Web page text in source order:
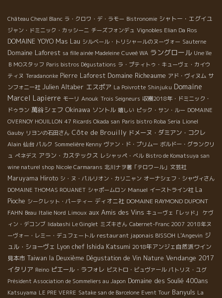
Château Cheval Blanc ラ・クロワ・デ・ラモー Bistronomie シャトー・エグイユ
ジャン・ドミニック・カッシーニ チーズフォンデュ Vignobles Elian Da Ros
DOMAINE YOYO Mas Lau シルベール・トリシャールのヌーヴォー Sauterne
Domaine Laforest sa fille ainée Madeleine Cuveé WA ラングロール Une île
ＢＭОスタッフ Paris bistros Dégustations ラ・プティトゥ・キューヴェ・カイウ
ティヌ Teradanonke Pierre Laforest Domaine Richeaume アド・ヴィヌム サ
ンフォニー社 Julien Altaber エスポア La Poivrotte Shinjuku Domaine
Marcel Lapierre モーリ Anouk Trois Seigneurs 収穫2018年・ドミニック・
ドゥラン 萬谷シェフ Okinawa ソントル 嬉しい ピック・サン・ルー DOMAINE
OVERNOY HOUILLON 47 Ricards Okada san Paris bistro Roba Seria Lionel
Gauby リヨンの石田さん Côte de Brouilly ドメーヌ・ダミアン・コクレ
Alain 仙台 パルク Sommelière Kenny ヴァン・ド・プリムー ボルドー・グランクリ
ュ ぺネデス アラン・カステックス レシャッペ・ベル Bistro de Komatsuya san
wine naturel shop Nicole Carmarans 北川ナヲ著「テロワール」文芸社
Maruyama Hiroto シ・ヌ・パルリオン・カリニャン オーナシェフ・シャヴィさん
DOMAINE THOMAS ROUANET シャポームロン Manuel イーストライン社 La
Pioche シークレット・パーティー ディオニ社 DOMAINE RAYMOND DUPONT
FAHN Beau Italie Nord Limoux aux Amis des Vins キューヴェ「レッド」
ケヴ
ィン・デコンブ Iidabashi Le Ginglet ミズキさん Cabernet-Franc 2007 2018年ヌ
ーヴォー・レミー・デュフェートル restaurant japonais BISSOH L'Angevin ジ
ュル・ショーヴェ Lyon chef Ishida Katsumi 2018年アンジェ自然派ワイン
見本市 Taiwan la Deuxième Dégustation de Vin Nature Vendange 2017
イタリア Reino ピエール・ラフォレ ビストロ・ビュヴァール パトリス・ユグ
Président Association de Sommeliers au Japon Domaine des Soulié 400ans
Katsuyama LE PRE VERRE Satake san de Barcelone Event Tour Banyuls La